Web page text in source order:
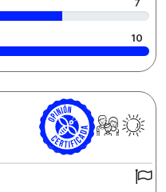
7
10